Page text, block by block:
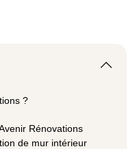
?
Rénovations
de mur intérieur